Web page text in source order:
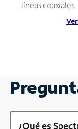
líneas coaxiales.
¿Qué es